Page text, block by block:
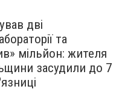
дві
та
мільйон: жителя
засудили до 7